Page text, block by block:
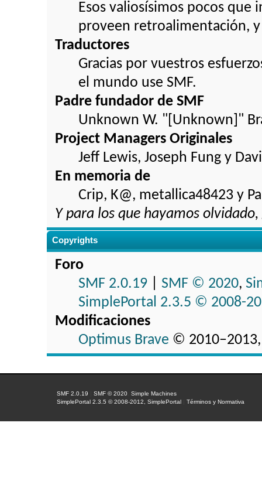
Esos valiosísimos pocos que
proveen retroalimentación,
Traductores
Gracias por vuestros
el mundo use SMF.
Padre fundador de SMF
Unknown W. "[Unknown]"
Project Managers Originales
Jeff Lewis, Joseph Fung y
En memoria de
Crip, K@, metallica48423 y
Y para los que hayamos
Copyrights
Foro
SMF 2.0.19
SMF © 2020,
SimplePortal 2.3.5 © 2008-
Modificaciones
Optimus Brave ©
SMF 2.0.19 |SMF © 2020 ,Simple Machines
SimplePortal 2.3.5 © 2008-2012, SimplePortal
|Términos y Normativa